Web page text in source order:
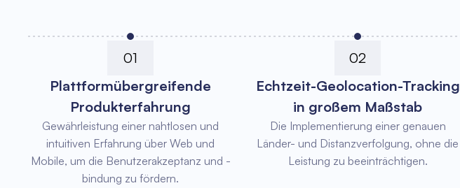
01
Plattformübergreifende
Produkterfahrung
Gewährleistung einer nahtlosen und
intuitiven Erfahrung über Web und
Mobile, um die Benutzerakzeptanz und -
bindung zu fördern.
02
Echtzeit-Geolocation-Tracking
in großem Maßstab
Die Implementierung einer genauen
Länder- und Distanzverfolgung, ohne die
Leistung zu beeinträchtigen.